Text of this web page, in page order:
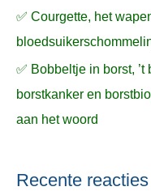
✅ Courgette, het
✅ Bobbeltje in borst,
borstkanker en
aan het woord
Recente reacties